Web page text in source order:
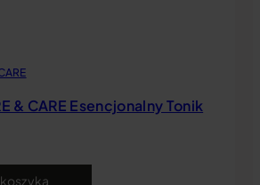
& CARE Esencjonalny Tonik